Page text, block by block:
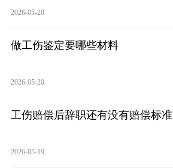
2026-05-20
做工伤鉴定要哪些材料
2026-05-20
工伤赔偿后辞职还有没有赔偿标准
2026-05-19